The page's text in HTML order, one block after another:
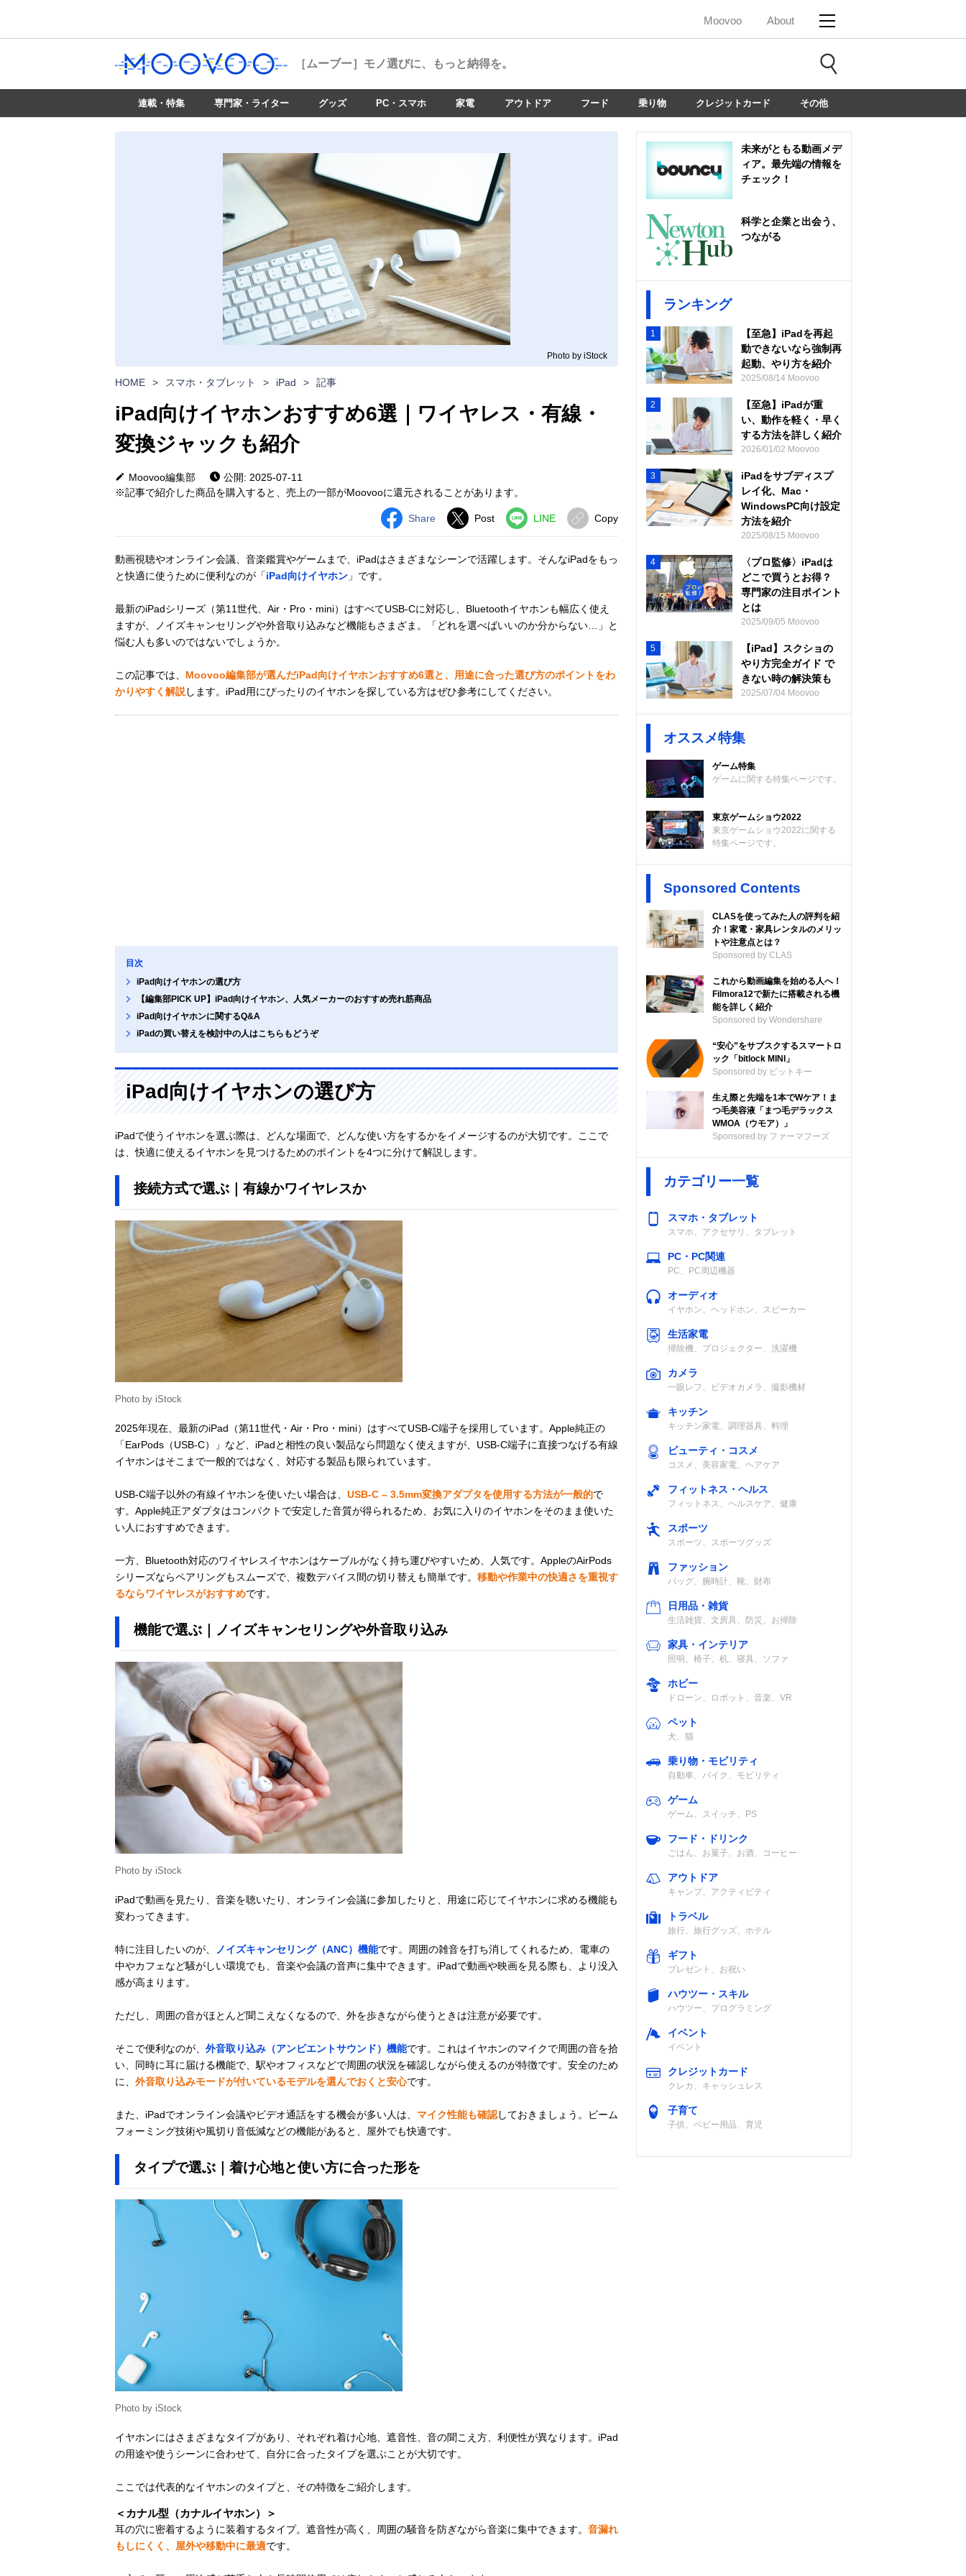
Moovoo About
［ムーブー］ モノ選びに、もっと納得を。
連載・特集 専門家・ライター グッズ PC・スマホ 家電 アウトドア フード 乗り物 クレジットカード その他
Photo by iStock
HOME > スマホ・タブレット > iPad > 記事
iPad向けイヤホンおすすめ6選｜ワイヤレス・有線・
変換ジャックも紹介
Moovoo編集部
公開: 2025-07-11
※記事で紹介した商品を購入すると、売上の一部がMoovooに還元されることがあります。
Share Post LINE Copy
動画視聴やオンライン会議、音楽鑑賞やゲームまで、iPadはさまざまなシーンで活躍します。そんなiPadをもっ
と快適に使うために便利なのが「iPad向けイヤホン」です。
最新のiPadシリーズ（第11世代、Air・Pro・mini）はすべてUSB-Cに対応し、Bluetoothイヤホンも幅広く使え
ますが、ノイズキャンセリングや外音取り込みなど機能もさまざま。「どれを選べばいいのか分からない…」と
悩む人も多いのではないでしょうか。
この記事では、 Moovoo編集部が選んだiPad向けイヤホンおすすめ6選と、用途に合った選び方のポイントをわ
かりやすく解説します。iPad用にぴったりのイヤホンを探している方はぜひ参考にしてください。
目次
iPad向けイヤホンの選び方
【編集部PICK UP】iPad向けイヤホン、人気メーカーのおすすめ売れ筋商品
iPad向けイヤホンに関するQ&A
iPadの買い替えを検討中の人はこちらもどうぞ
iPad向けイヤホンの選び方
iPadで使うイヤホンを選ぶ際は、どんな場面で、どんな使い方をするかをイメージするのが大切です。ここで
は、快適に使えるイヤホンを見つけるためのポイントを4つに分けて解説します。
接続方式で選ぶ｜有線かワイヤレスか
Photo by iStock
2025年現在、最新のiPad（第11世代・Air・Pro・mini）はすべてUSB-C端子を採用しています。Apple純正の
「EarPods（USB-C）」など、iPadと相性の良い製品なら問題なく使えますが、USB-C端子に直接つなげる有線
イヤホンはそこまで一般的ではなく、対応する製品も限られています。
USB-C端子以外の有線イヤホンを使いたい場合は、 USB-C – 3.5mm変換アダプタを使用する方法が一般的で
す。Apple純正アダプタはコンパクトで安定した音質が得られるため、お気に入りのイヤホンをそのまま使いた
い人におすすめできます。
一方、Bluetooth対応のワイヤレスイヤホンはケーブルがなく持ち運びやすいため、人気です。AppleのAirPods
シリーズならペアリングもスムーズで、複数デバイス間の切り替えも簡単です。 移動や作業中の快適さを重視す
るならワイヤレスがおすすめです。
機能で選ぶ｜ノイズキャンセリングや外音取り込み
Photo by iStock
iPadで動画を見たり、音楽を聴いたり、オンライン会議に参加したりと、用途に応じてイヤホンに求める機能も
変わってきます。
特に注目したいのが、 ノイズキャンセリング（ANC）機能です。周囲の雑音を打ち消してくれるため、電車の
中やカフェなど騒がしい環境でも、音楽や会議の音声に集中できます。iPadで動画や映画を見る際も、より没入
感が高まります。
ただし、周囲の音がほとんど聞こえなくなるので、外を歩きながら使うときは注意が必要です。
そこで便利なのが、 外音取り込み（アンビエントサウンド）機能です。これはイヤホンのマイクで周囲の音を拾
い、同時に耳に届ける機能で、駅やオフィスなどで周囲の状況を確認しながら使えるのが特徴です。安全のため
に、 外音取り込みモードが付いているモデルを選んでおくと安心です。
また、iPadでオンライン会議やビデオ通話をする機会が多い人は、 マイク性能も確認しておきましょう。ビーム
フォーミング技術や風切り音低減などの機能があると、屋外でも快適です。
タイプで選ぶ｜着け心地と使い方に合った形を
Photo by iStock
イヤホンにはさまざまなタイプがあり、それぞれ着け心地、遮音性、音の聞こえ方、利便性が異なります。iPad
の用途や使うシーンに合わせて、自分に合ったタイプを選ぶことが大切です。
ここでは代表的なイヤホンのタイプと、その特徴をご紹介します。
＜カナル型（カナルイヤホン）＞
耳の穴に密着するように装着するタイプ。遮音性が高く、周囲の騒音を防ぎながら音楽に集中できます。 音漏れ
もしにくく、屋外や移動中に最適です。
未来がともる動画メデ
ィア。最先端の情報を
チェック！
科学と企業と出会う、
つながる
ランキング
1
【至急】iPadを再起
動できないなら強制再
起動、やり方を紹介
2025/08/14 Moovoo
2
【至急】iPadが重
い、動作を軽く・早く
する方法を詳しく紹介
2026/01/02 Moovoo
3
iPadをサブディスプ
レイ化、Mac・
WindowsPC向け設定
方法を紹介
2025/08/15 Moovoo
4
〈プロ監修〉iPadは
どこで買うとお得？
専門家の注目ポイント
とは
2025/09/05 Moovoo
5
【iPad】スクショの
やり方完全ガイド で
きない時の解決策も
2025/07/04 Moovoo
オススメ特集
ゲーム特集
ゲームに関する特集ページです。
東京ゲームショウ2022
東京ゲームショウ2022に関する
特集ページです。
Sponsored Contents
CLASを使ってみた人の評判を紹
介！家電・家具レンタルのメリッ
トや注意点とは？
Sponsored by CLAS
これから動画編集を始める人へ！
Filmora12で新たに搭載される機
能を詳しく紹介
Sponsored by Wondershare
“安心”をサブスクするスマートロ
ック「bitlock MINI」
Sponsored by ビットキー
生え際と先端を1本でWケア！ま
つ毛美容液「まつ毛デラックス
WMOA（ウモア）」
Sponsored by ファーマフーズ
カテゴリー一覧
スマホ・タブレット
スマホ、アクセサリ、タブレット
PC・PC関連
PC、PC周辺機器
オーディオ
イヤホン、ヘッドホン、スピーカー
生活家電
掃除機、プロジェクター、洗濯機
カメラ
一眼レフ、ビデオカメラ、撮影機材
キッチン
キッチン家電、調理器具、料理
ビューティ・コスメ
コスメ、美容家電、ヘアケア
フィットネス・ヘルス
フィットネス、ヘルスケア、健康
スポーツ
スポーツ、スポーツグッズ
ファッション
バッグ、腕時計、靴、財布
日用品・雑貨
生活雑貨、文房具、防災、お掃除
家具・インテリア
照明、椅子、机、寝具、ソファ
ホビー
ドローン、ロボット、音楽、VR
ペット
犬、猫
乗り物・モビリティ
自動車、バイク、モビリティ
ゲーム
ゲーム、スイッチ、PS
フード・ドリンク
ごはん、お菓子、お酒、コーヒー
アウトドア
キャンプ、アクティビティ
トラベル
旅行、旅行グッズ、ホテル
ギフト
プレゼント、お祝い
ハウツー・スキル
ハウツー、プログラミング
イベント
イベント
クレジットカード
クレカ、キャッシュレス
子育て
子供、ベビー用品、育児